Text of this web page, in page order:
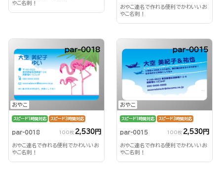
やこ名刺！
おやこ連名で作れる便利でかわいいお
やこ名刺！
おやこ
par-0018
スピード1時間対応 スピード3時間対応
par-0018 100枚 2,530円
おやこ連名で作れる便利でかわいいお
やこ名刺！
おやこ
par-0015
スピード1時間対応 スピード3時間対応
par-0015 100枚 2,530円
おやこ連名で作れる便利でかわいいお
やこ名刺！